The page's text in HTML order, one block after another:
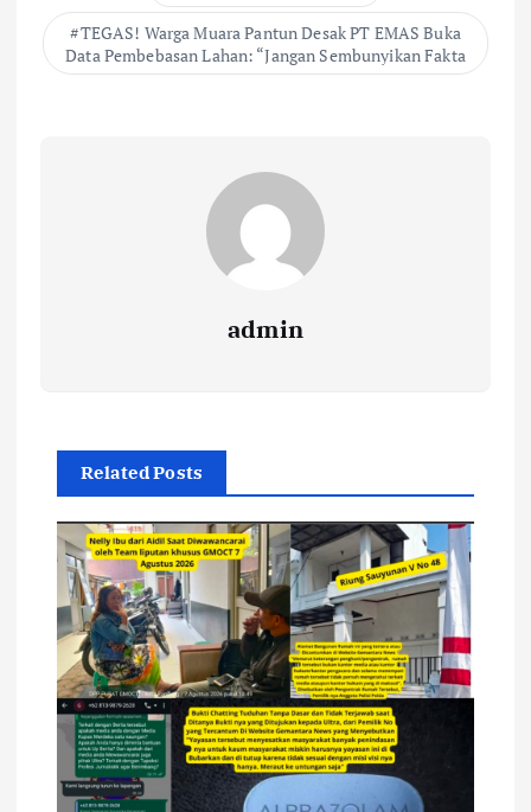
TEGAS! Warga Muara Pantun Desak PT EMAS Buka
Data Pembebasan Lahan: “Jangan Sembunyikan Fakta
admin
Related Posts